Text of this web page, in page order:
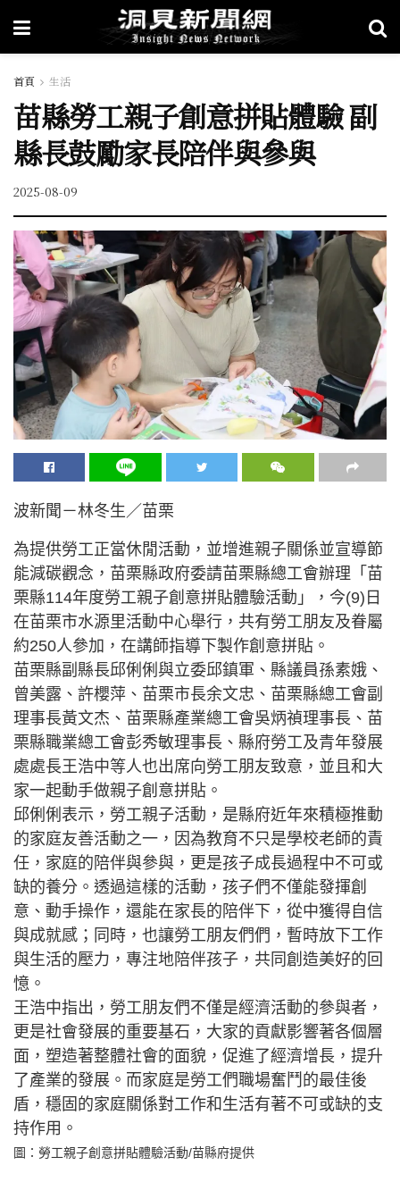
首頁 生活
苗縣勞工親子創意拼貼體驗 副
縣長鼓勵家長陪伴與參與
2025-08-09
波新聞－林冬生／苗栗
為提供勞工正當休閒活動，並增進親子關係並宣導節
能減碳觀念，苗栗縣政府委請苗栗縣總工會辦理「苗
栗縣114年度勞工親子創意拼貼體驗活動」，今(9)日
在苗栗市水源里活動中心舉行，共有勞工朋友及眷屬
約250人參加，在講師指導下製作創意拼貼。
苗栗縣副縣長邱俐俐與立委邱鎮軍、縣議員孫素娥、
曾美露、許櫻萍、苗栗市長余文忠、苗栗縣總工會副
理事長黃文杰、苗栗縣產業總工會吳炳禎理事長、苗
栗縣職業總工會彭秀敏理事長、縣府勞工及青年發展
處處長王浩中等人也出席向勞工朋友致意，並且和大
家一起動手做親子創意拼貼。
邱俐俐表示，勞工親子活動，是縣府近年來積極推動
的家庭友善活動之一，因為教育不只是學校老師的責
任，家庭的陪伴與參與，更是孩子成長過程中不可或
缺的養分。透過這樣的活動，孩子們不僅能發揮創
意、動手操作，還能在家長的陪伴下，從中獲得自信
與成就感；同時，也讓勞工朋友們們，暫時放下工作
與生活的壓力，專注地陪伴孩子，共同創造美好的回
憶。
王浩中指出，勞工朋友們不僅是經濟活動的參與者，
更是社會發展的重要基石，大家的貢獻影響著各個層
面，塑造著整體社會的面貌，促進了經濟增長，提升
了產業的發展。而家庭是勞工們職場奮鬥的最佳後
盾，穩固的家庭關係對工作和生活有著不可或缺的支
持作用。
圖：勞工親子創意拼貼體驗活動/苗縣府提供